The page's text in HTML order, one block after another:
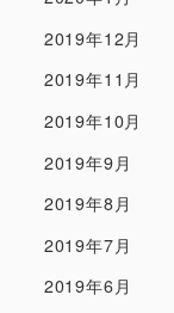
2019年12月
2019年11月
2019年10月
2019年9月
2019年8月
2019年7月
2019年6月